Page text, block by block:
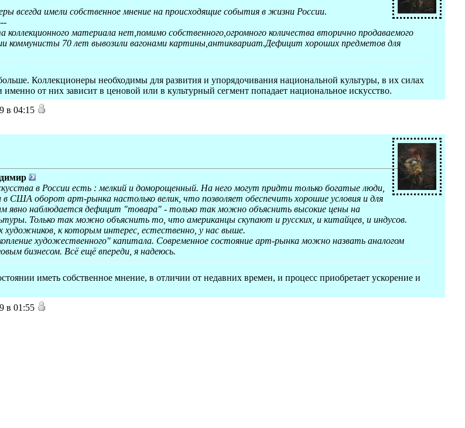
всегда имели собственное мнение на происходящие события в жизни России.
материала нет,помимо собственного,огромного количества вторично продаваемого
коммунисты 70 лет вывозили вагонами картины,антиквариат.Дефицит хороших предметов для
Коллекционеры необходимы для развития и упорядочивания национальной культуры, в их силах
именно от них зависит в ценовой или в культурный сегмент попадает национальное искусство.
в 04:15
в России есть : мелкий и доморощенный. На него могут придти только богатые люди,
США оборот арт-рынка настолько велик, что позволяет обеспечить хорошие условия и для
явно наблюдается дефицит "товара" - только так можно объяснить высокие цены на
Только так можно объяснить то, что американцы скупают и русских, и китайцев, и индусов.
к которым интерес, естественно, у нас выше.
художественного" капитала. Современное состояние арт-рынка можно назвать аналогом
бизнесом. Всё ещё впереди, я надеюсь.
иметь собственное мнение, в отличии от недавних времен, и процесс приобретает ускорение и
в 01:55